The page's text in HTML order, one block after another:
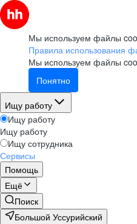
Мы используем файлы
Правила использования
Мы используем файлы
Понятно
Ищу работу
Ищу работу
Ищу работу
Ищу сотрудника
Сервисы
Помощь
Ещё
Поиск
Большой Уссурийский